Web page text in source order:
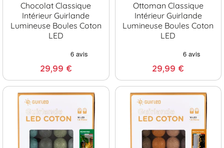
Chocolat Classique
Intérieur Guirlande
Lumineuse Boules Coton
LED
29,99 €
Ottoman Classique
Intérieur Guirlande
Lumineuse Boules Coton
LED
29,99 €